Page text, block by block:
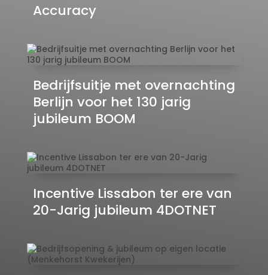
Accuracy
Bedrijfsuitje met overnachting
Berlijn voor het 130 jarig
jubileum BOOM
Incentive Lissabon ter ere van
20-Jarig jubileum 4DOTNET